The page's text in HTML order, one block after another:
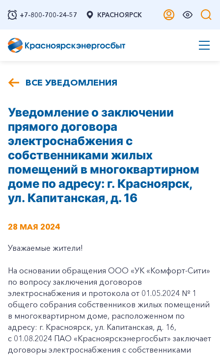
+7-800-700-24-57 КРАСНОЯРСК
ВСЕ УВЕДОМЛЕНИЯ
Уведомление о заключении
прямого договора
электроснабжения с
собственниками жилых
помещений в многоквартирном
доме по адресу: г. Красноярск,
ул. Капитанская, д. 16
28 МАЯ 2024
Уважаемые жители!
На основании обращения ООО «УК «Комфорт-Сити»
по вопросу заключения договоров
электроснабжения и протокола от 01.05.2024 № 1
общего собрания собственников жилых помещений
в многоквартирном доме, расположенном по
адресу: г. Красноярск, ул. Капитанская, д. 16,
с 01.08.2024 ПАО «Красноярскэнергосбыт» заключает
договоры электроснабжения с собственниками